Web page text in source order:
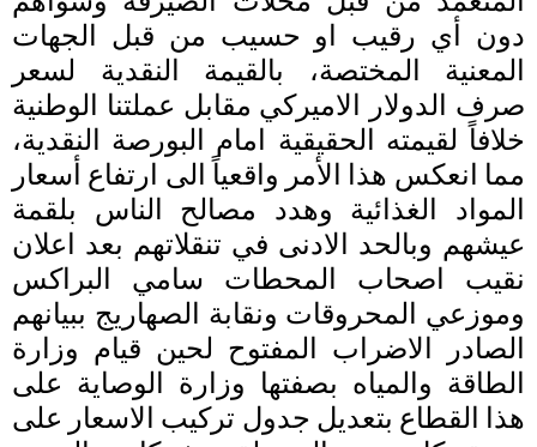
دون أي رقيب او حسيب من قبل الجهات
المعنية المختصة، بالقيمة النقدية لسعر
صرف الدولار الاميركي مقابل عملتنا الوطنية
خلافاً لقيمته الحقيقية امام البورصة النقدية،
مما انعكس هذا الأمر واقعياً الى ارتفاع أسعار
المواد الغذائية وهدد مصالح الناس بلقمة
عيشهم وبالحد الادنى في تنقلاتهم بعد اعلان
نقيب اصحاب المحطات سامي البراكس
وموزعي المحروقات ونقابة الصهاريج ببيانهم
الصادر الاضراب المفتوح لحين قيام وزارة
الطاقة والمياه بصفتها وزارة الوصاية على
هذا القطاع بتعديل جدول تركيب الاسعار على